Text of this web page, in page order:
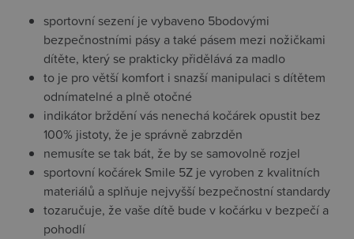
sportovní sezení je vybaveno 5bodovými
bezpečnostními pásy a také pásem mezi nožičkami
dítěte, který se prakticky přidělává za madlo
to je pro větší komfort i snazší manipulaci s dítětem
odnímatelné a plně otočné
indikátor brždění vás nenechá kočárek opustit bez
100% jistoty, že je správně zabrzděn
nemusíte se tak bát, že by se samovolně rozjel
sportovní kočárek Smile 5Z je vyroben z kvalitních
materiálů a splňuje nejvyšší bezpečnostní standardy
tozaručuje, že vaše dítě bude v kočárku v bezpečí a
pohodlí